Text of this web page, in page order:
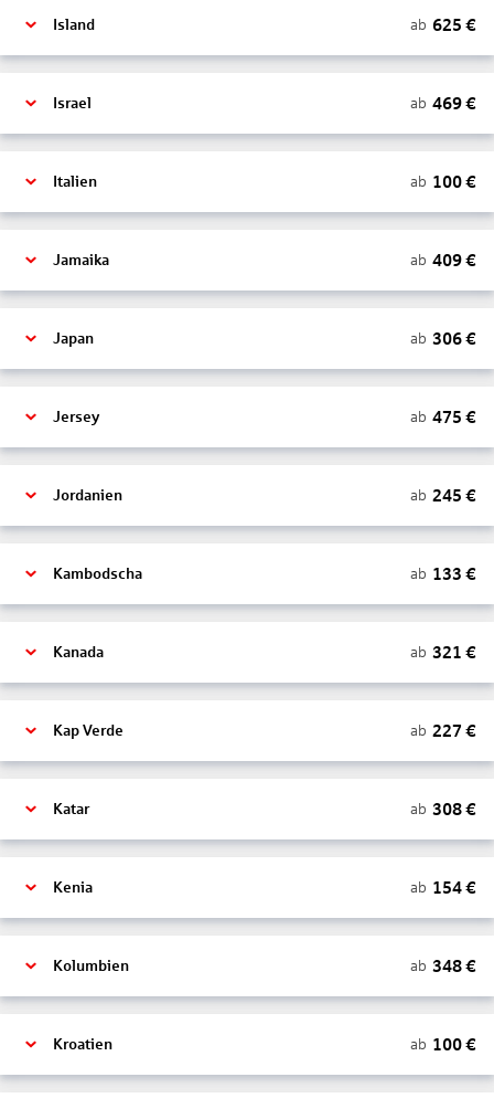
Island ab 625 €
Israel ab 469€
Italien ab 100€
Jamaika ab 409€
Japan ab 306€
Jersey ab 475 €
Jordanien ab 245 €
Kambodscha ab 133 €
Kanada ab 321 €
Kap Verde ab 227 €
Katar ab 308€
Kenia ab 154€
Kolumbien ab 348€
Kroatien ab 100€